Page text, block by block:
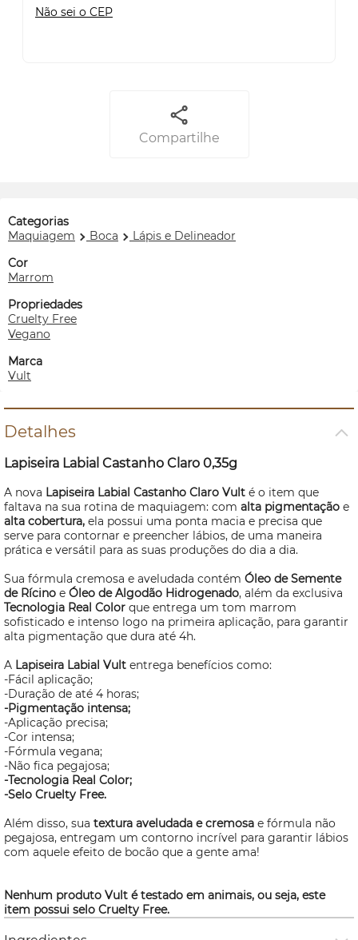
Não sei o CEP
Compartilhe
Categorias
Maquiagem
Boca
Lápis e Delineador
Cor
Marrom
Propriedades
Cruelty Free
Vegano
Marca
Vult
Detalhes
Lapiseira Labial Castanho Claro 0,35g
A nova Lapiseira Labial Castanho Claro Vult é o item que
faltava na sua rotina de maquiagem: com alta pigmentação e
alta cobertura, ela possui uma ponta macia e precisa que
serve para contornar e preencher lábios, de uma maneira
prática e versátil para as suas produções do dia a dia.
Sua fórmula cremosa e aveludada contém Óleo de Semente
de Rícino e Óleo de Algodão Hidrogenado, além da exclusiva
Tecnologia Real Color que entrega um tom marrom
sofisticado e intenso logo na primeira aplicação, para garantir
alta pigmentação que dura até 4h.
A Lapiseira Labial Vult entrega benefícios como:
-Fácil aplicação;
-Duração de até 4 horas;
-Pigmentação intensa;
-Aplicação precisa;
-Cor intensa;
-Fórmula vegana;
-Não fica pegajosa;
-Tecnologia Real Color;
-Selo Cruelty Free.
Além disso, sua textura aveludada e cremosa e fórmula não
pegajosa, entregam um contorno incrível para garantir lábios
com aquele efeito de bocão que a gente ama!
Nenhum produto Vult é testado em animais, ou seja, este
item possui selo Cruelty Free.